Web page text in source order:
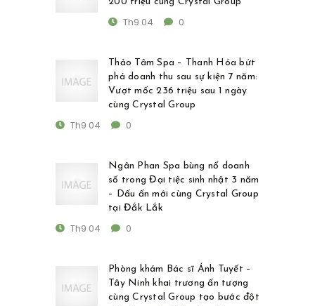
Th9 04 0
Thảo Tâm Spa – Thanh Hóa bứt
phá doanh thu sau sự kiện 7 năm:
Vượt mốc 236 triệu sau 1 ngày
cùng Crystal Group
Th9 04 0
Ngân Phan Spa bùng nổ doanh
số trong Đại tiệc sinh nhật 3 năm
– Dấu ấn mới cùng Crystal Group
tại Đắk Lắk
Th9 04 0
Phòng khám Bác sĩ Ánh Tuyết –
Tây Ninh khai trương ấn tượng
cùng Crystal Group tạo bước đột